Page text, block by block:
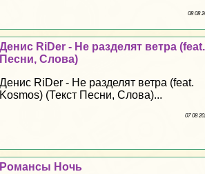
08 08
Денис RiDer - Не разделят ветра
Песни, Слова)
Денис RiDer - Не разделят ветра (feat.
Kosmos) (Текст Песни, Слова)...
07 08
Романсы Ночь